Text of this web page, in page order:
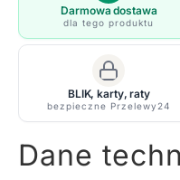
kolekcji
Profile
Shilo
Darmowa dostawa
dla tego produktu
BLIK, karty, raty
bezpieczne Przelewy24
Dane